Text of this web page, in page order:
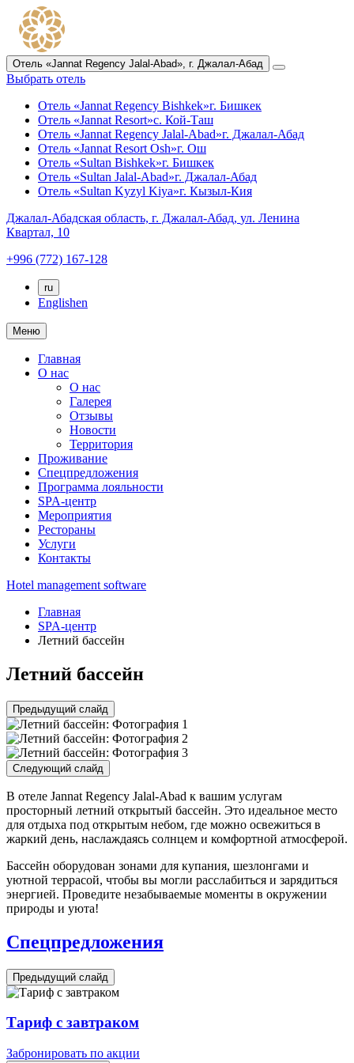
Отель «Jannat Regency Jalal-Abad», г. Джалал-Абад
Выбрать отель
Отель «Jannat Regency Bishkek»г. Бишкек
Отель «Jannat Resort»с. Кой-Таш
Отель «Jannat Regency Jalal-Abad»г. Джалал-Абад
Отель «Jannat Resort Osh»г. Ош
Отель «Sultan Bishkek»г. Бишкек
Отель «Sultan Jalal-Abad»г. Джалал-Абад
Отель «Sultan Kyzyl Kiya»г. Кызыл-Кия
Джалал-Абадская область, г. Джалал-Абад, ул. Ленина
Квартал, 10
+996 (772) 167-128
ru
Englishen
Меню
Главная
О нас
О нас
Галерея
Отзывы
Новости
Территория
Проживание
Спецпредложения
Программа лояльности
SPA-центр
Мероприятия
Рестораны
Услуги
Контакты
Hotel management software
Главная
SPA-центр
Летний бассейн
Летний бассейн
Предыдущий слайд
Следующий слайд
В отеле Jannat Regency Jalal-Abad к вашим услугам
просторный летний открытый бассейн. Это идеальное место
для отдыха под открытым небом, где можно освежиться в
жаркий день, наслаждаясь солнцем и комфортной атмосферой.
Бассейн оборудован зонами для купания, шезлонгами и
уютной террасой, чтобы вы могли расслабиться и зарядиться
энергией. Проведите незабываемые моменты в окружении
природы и уюта!
Спецпредложения
Предыдущий слайд
Тариф с завтраком
Забронировать по акции